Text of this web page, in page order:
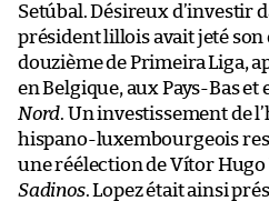
Setúbal. Désireux d’investir
président lillois avait jeté son
douzième de Primeira Liga,
en Belgique, aux Pays-Bas et
Nord. Un investissement de
hispano-luxembourgeois
une réélection de Vítor Hugo
Sadinos. Lopez était ainsi